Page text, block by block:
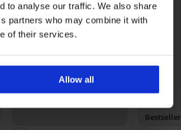
to analyse our traffic. We also share
partners who may combine it with
of their services.
Allow all
Bestseller